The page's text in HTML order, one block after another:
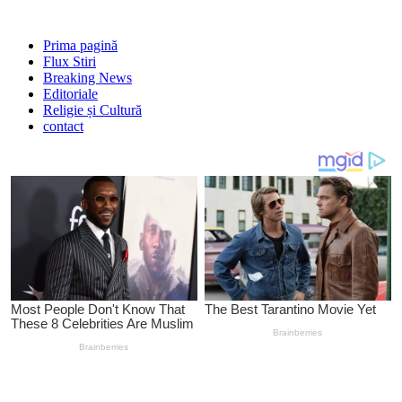
Prima pagină
Flux Stiri
Breaking News
Editoriale
Religie și Cultură
contact